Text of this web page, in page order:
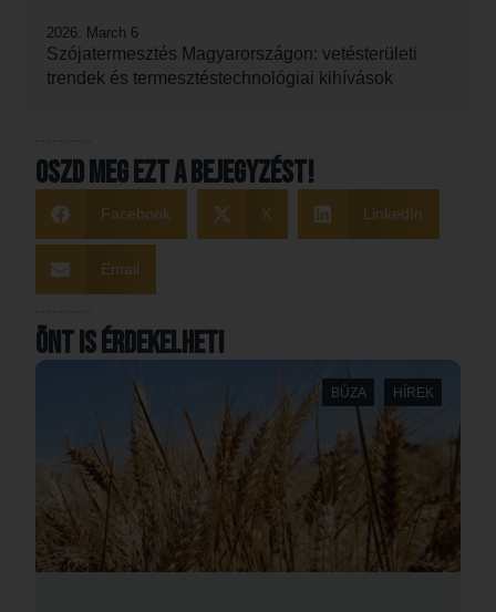
2026. March 6
Szójatermesztés Magyarországon: vetésterületi
trendek és termesztéstechnológiai kihívások
Oszd meg ezt a bejegyzést!
Facebook X LinkedIn
Email
Önt is érdekelheti
BÚZA HÍREK